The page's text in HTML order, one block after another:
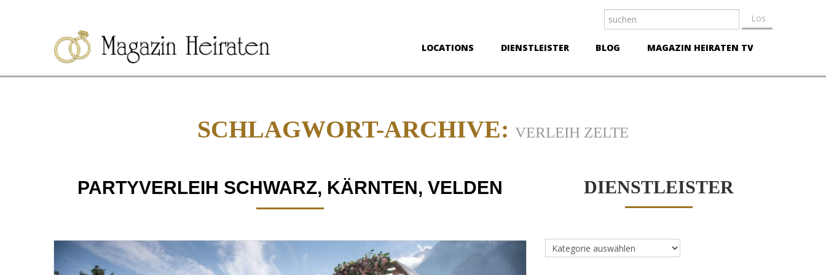
LOCATIONS DIENSTLEISTER BLOG MAGAZIN HEIRATEN TV
SCHLAGWORT-ARCHIVE: VERLEIH ZELTE
PARTYVERLEIH SCHWARZ, KÄRNTEN, VELDEN DIENSTLEISTER
Dienstleister